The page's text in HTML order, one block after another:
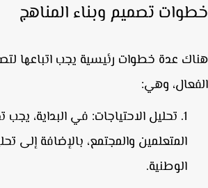
تصميم وبناء المناهج
عدة خطوات رئيسية يجب اتباعها
وهي:
تحليل الاحتياجات:في البداية، يجب
المتعلمين والمجتمع، بالإضافة إلى
الوطنية.